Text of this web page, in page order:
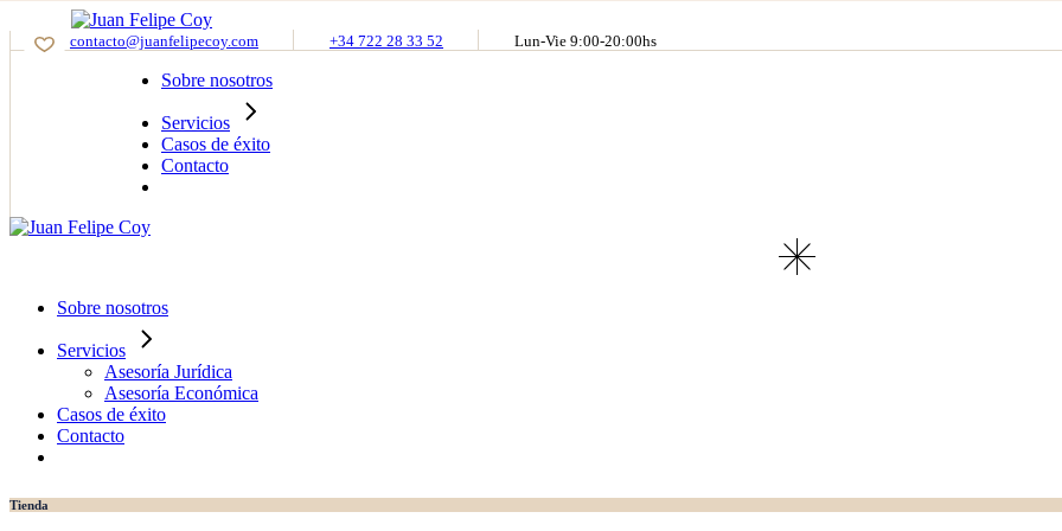
contacto@juanfelipecoy.com +34 722 28 33 52 Lun-Vie 9:00-20:00hs
Sobre nosotros
Servicios
Casos de éxito
Contacto
Asesoría Jurídica
Asesoría Económica
Sobre nosotros
Servicios
Asesoría Jurídica
Asesoría Económica
Casos de éxito
Contacto
Tienda